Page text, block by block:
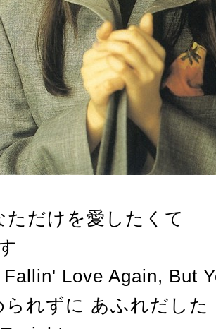
だけを愛したくて
Love Again, But
れずに あふれだした